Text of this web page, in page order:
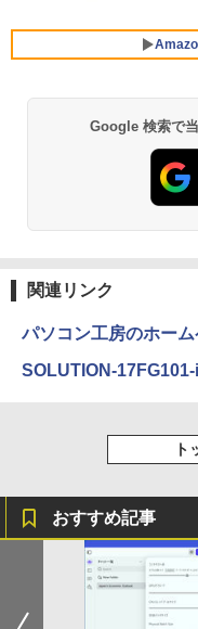
￥
【
ン
ー
フ
ー
期
5
【
ャ
A
面
￥
【
ニ
ニ
ニ
￥
￥
￥
見知
￥250
by
富士
ウォ
ット
￥
￥
by
強炭
art
薬屋
ンガ
￥
￥
￥
コミ
￥572
Google 検索で
関連リンク
パソコン工房のホー
SOLUTION-
ト
おすすめ記事